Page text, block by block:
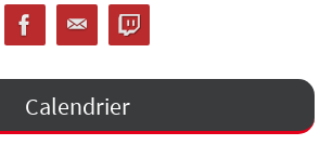
Calendrier